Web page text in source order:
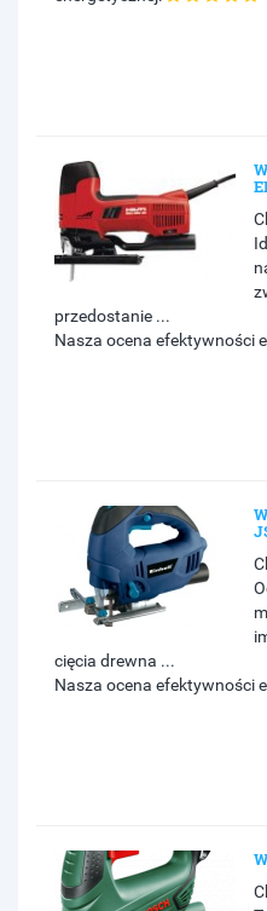
przedostanie ...
Nasza ocena efektywności
cięcia drewna ...
Nasza ocena efektywności